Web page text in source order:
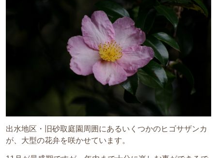
出水地区・旧砂取庭園周囲にあるいくつかのヒゴサザンカ
が、大型の花弁を咲かせています。